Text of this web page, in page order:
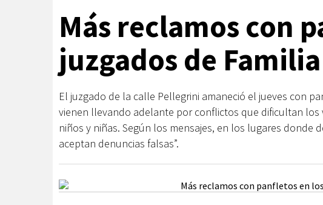
Más reclamos con
juzgados de Familia
El juzgado de la calle Pellegrini amaneció el jueves con
vienen llevando adelante por conflictos que dificultan
niños y niñas. Según los mensajes, en los lugares donde
aceptan denuncias falsas”.